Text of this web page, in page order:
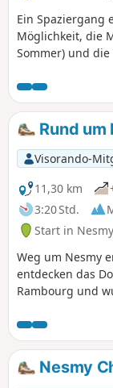
Ein Spaziergang
Möglichkeit, die
Sommer) und
Bushaltestelle
Sie können Ihr
am Ufer des Yon
Wanderung als
Rund um
Visorando-
11,30 km
3:20 Std.
Start in
Weg um Nesmy
entdecken das
Rambourg und
Nesmy